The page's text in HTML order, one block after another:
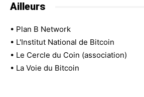
Ailleurs
• Plan B Network
• L'Institut National de Bitcoin
• Le Cercle du Coin (association)
• La Voie du Bitcoin